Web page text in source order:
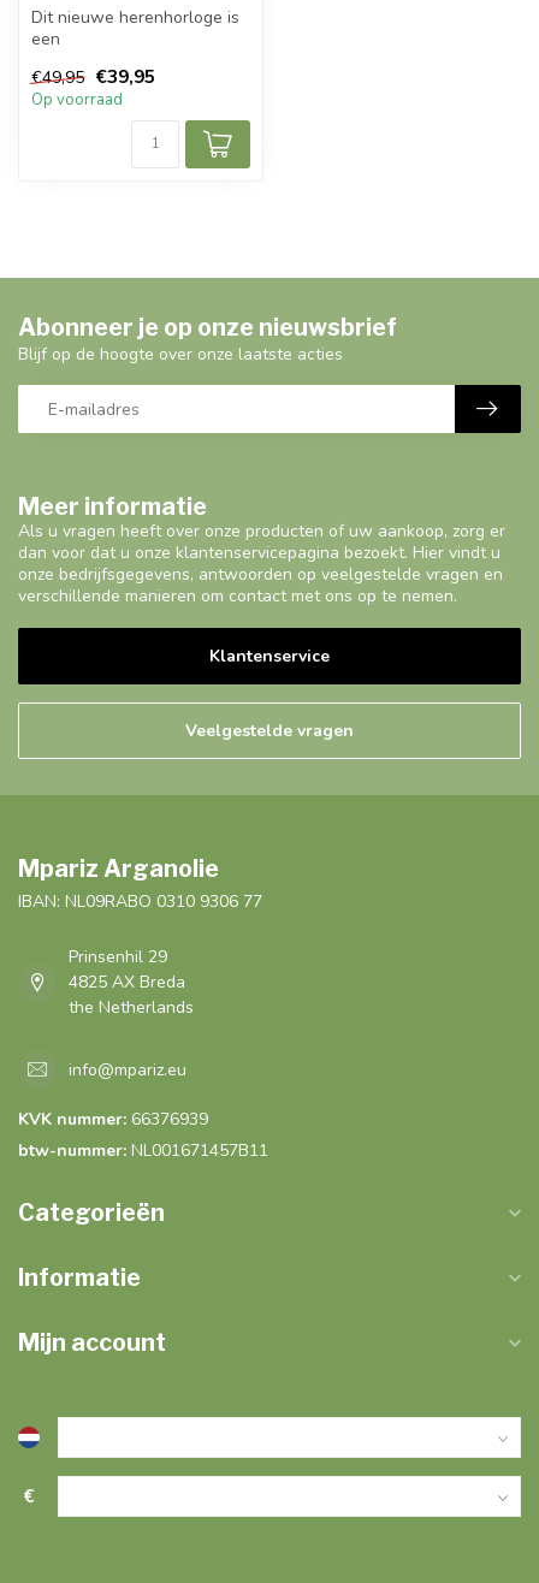
Dit nieuwe herenhorloge is
een
herenho...
€49,95 €39,95
Op voorraad
Meer informatie
Als u vragen heeft over onze producten of uw aankoop, zorg er
dan voor dat u onze klantenservicepagina bezoekt. Hier vindt u
onze bedrijfsgegevens, antwoorden op veelgestelde vragen en
verschillende manieren om contact met ons op te nemen.
Klantenservice
Veelgestelde vragen
Abonneer je op onze nieuwsbrief
Blijf op de hoogte over onze laatste acties
Mpariz Arganolie
IBAN: NL09RABO 0310 9306 77
Prinsenhil 29
4825 AX Breda
the Netherlands
info@mpariz.eu
KVK nummer: 66376939
btw-nummer: NL001671457B11
Categorieën
Informatie
Mijn account
€